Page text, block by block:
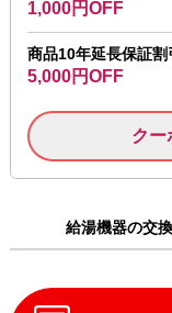
1,000円OFF
商品10年延長保証割
5,000円OFF
クー
給湯機器の交